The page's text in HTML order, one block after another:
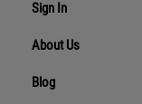
Sign In
About Us
Blog